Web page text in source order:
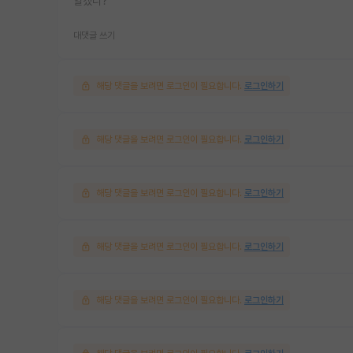
대댓글 쓰기
해당 댓글을 보려면 로그인이 필요합니다. 로그인하기
해당 댓글을 보려면 로그인이 필요합니다. 로그인하기
해당 댓글을 보려면 로그인이 필요합니다. 로그인하기
해당 댓글을 보려면 로그인이 필요합니다. 로그인하기
해당 댓글을 보려면 로그인이 필요합니다. 로그인하기